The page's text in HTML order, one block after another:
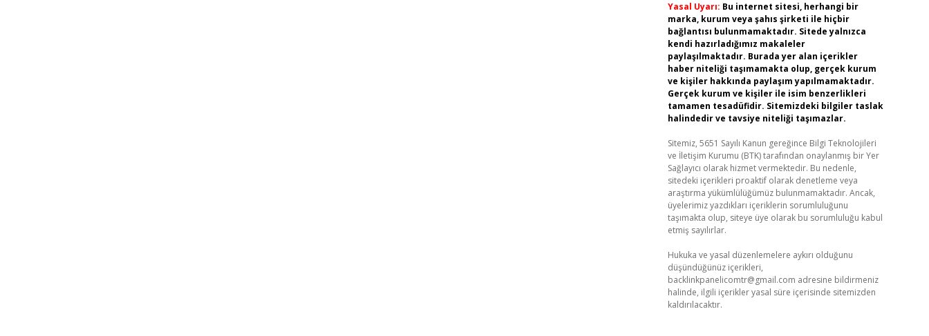
Yasal Uyarı: Bu internet sitesi, herhangi bir
marka, kurum veya şahıs şirketi ile hiçbir
bağlantısı bulunmamaktadır. Sitede yalnızca
kendi hazırladığımız makaleler
paylaşılmaktadır. Burada yer alan içerikler
haber niteliği taşımamakta olup, gerçek kurum
ve kişiler hakkında paylaşım yapılmamaktadır.
Gerçek kurum ve kişiler ile isim benzerlikleri
tamamen tesadüfidir. Sitemizdeki bilgiler taslak
halindedir ve tavsiye niteliği taşımazlar.
Sitemiz, 5651 Sayılı Kanun gereğince Bilgi Teknolojileri
ve İletişim Kurumu (BTK) tarafından onaylanmış bir Yer
Sağlayıcı olarak hizmet vermektedir. Bu nedenle,
sitedeki içerikleri proaktif olarak denetleme veya
araştırma yükümlülüğümüz bulunmamaktadır. Ancak,
üyelerimiz yazdıkları içeriklerin sorumluluğunu
taşımakta olup, siteye üye olarak bu sorumluluğu kabul
etmiş sayılırlar.
Hukuka ve yasal düzenlemelere aykırı olduğunu
düşündüğünüz içerikleri,
backlinkpanelicomtr@gmail.com adresine bildirmeniz
halinde, ilgili içerikler yasal süre içerisinde sitemizden
kaldırılacaktır.